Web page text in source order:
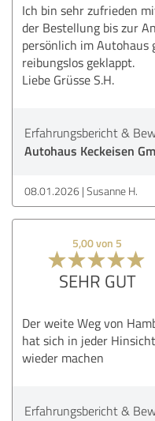
Ich bin sehr zufrieden
der Bestellung bis zur
persönlich im Autohaus
reibungslos geklappt.
Liebe Grüsse S.H.
Erfahrungsbericht &
Autohaus Keckeisen
08.01.2026 Susanne H.
5,00 von 5
SEHR GUT
Der weite Weg von
hat sich in jeder
wieder machen
Erfahrungsbericht &